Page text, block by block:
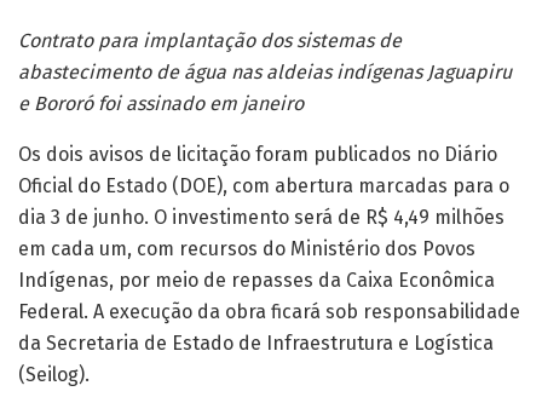
Contrato para implantação dos sistemas de
abastecimento de água nas aldeias indígenas Jaguapiru
e Bororó foi assinado em janeiro
Os dois avisos de licitação foram publicados no Diário
Oficial do Estado (DOE), com abertura marcadas para o
dia 3 de junho. O investimento será de R$ 4,49 milhões
em cada um, com recursos do Ministério dos Povos
Indígenas, por meio de repasses da Caixa Econômica
Federal. A execução da obra ficará sob responsabilidade
da Secretaria de Estado de Infraestrutura e Logística
(Seilog).